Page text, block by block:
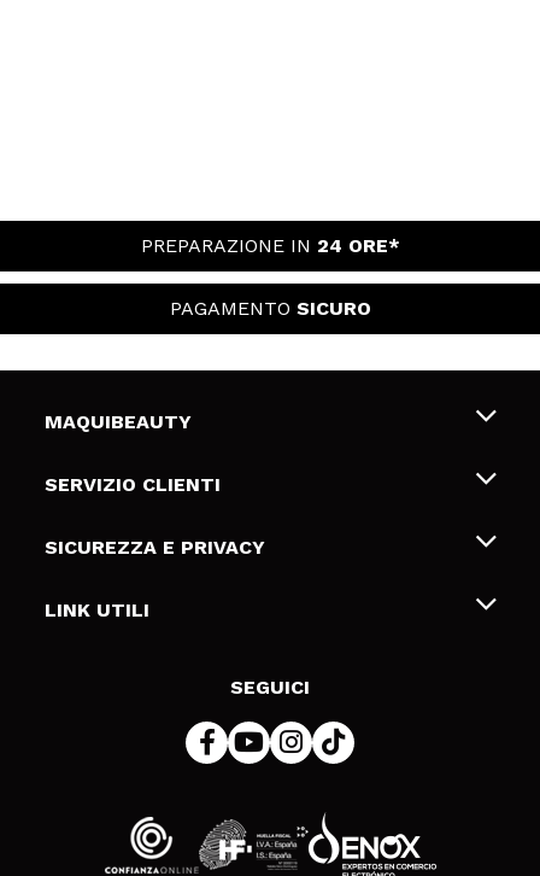
PREPARAZIONE IN 24 ORE*
PAGAMENTO SICURO
MAQUIBEAUTY
Chi siamo
Gift Cards
SERVIZIO CLIENTI
Spedizioni & Resi
Metodi di pagamamento
SICUREZZA E PRIVACY
Termini e condizioni
LINK UTILI
SEGUICI